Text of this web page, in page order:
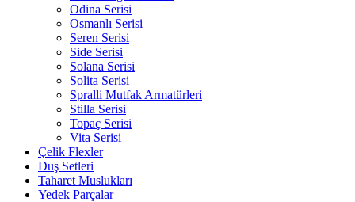
Odina Serisi
Osmanlı Serisi
Seren Serisi
Side Serisi
Solana Serisi
Solita Serisi
Spralli Mutfak Armatürleri
Stilla Serisi
Topaç Serisi
Vita Serisi
Çelik Flexler
Duş Setleri
Taharet Muslukları
Yedek Parçalar